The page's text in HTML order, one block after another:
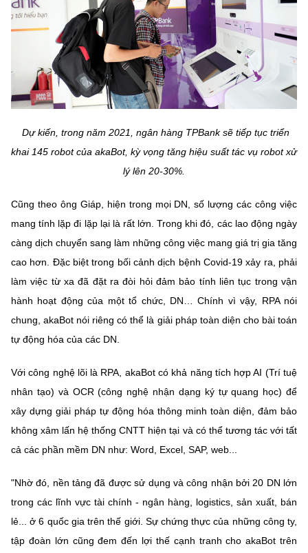
Dự kiến, trong năm 2021, ngân hàng TPBank sẽ tiếp tục triển
khai 145 robot của akaBot, kỳ vọng tăng hiệu suất tác vụ robot xử
lý lên 20-30%.
Cũng theo ông Giáp, hiện trong mọi DN, số lượng các công việc
mang tính lặp đi lặp lại là rất lớn. Trong khi đó, các lao động ngày
càng dịch chuyển sang làm những công việc mang giá trị gia tăng
cao hơn. Đặc biệt trong bối cảnh dịch bệnh Covid-19 xảy ra, phải
làm việc từ xa đã đặt ra đòi hỏi đảm bảo tính liên tục trong vận
hành hoạt động của một tổ chức, DN… Chính vì vậy, RPA nói
chung, akaBot nói riêng có thể là giải pháp toàn diện cho bài toán
tự động hóa của các DN.
Với công nghệ lõi là RPA, akaBot có khả năng tích hợp AI (Trí tuệ
nhân tạo) và OCR (công nghệ nhận dạng ký tự quang học) để
xây dựng giải pháp tự động hóa thông minh toàn diện, đảm bảo
không xâm lấn hệ thống CNTT hiện tại và có thể tương tác với tất
cả các phần mềm DN như: Word, Excel, SAP, web...
"Nhờ đó, nền tảng đã được sử dụng và công nhận bởi 20 DN lớn
trong các lĩnh vực tài chính - ngân hàng, logistics, sản xuất, bán
lẻ... ở 6 quốc gia trên thế giới. Sự chứng thực của những công ty,
tập đoàn lớn cũng đem đến lợi thế cạnh tranh cho akaBot trên